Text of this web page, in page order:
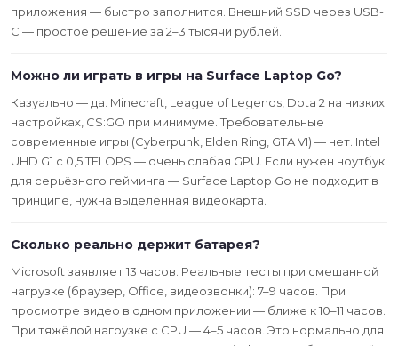
приложения — быстро заполнится. Внешний SSD через USB-
C — простое решение за 2–3 тысячи рублей.
Можно ли играть в игры на Surface Laptop Go?
Казуально — да. Minecraft, League of Legends, Dota 2 на низких
настройках, CS:GO при минимуме. Требовательные
современные игры (Cyberpunk, Elden Ring, GTA VI) — нет. Intel
UHD G1 с 0,5 TFLOPS — очень слабая GPU. Если нужен ноутбук
для серьёзного гейминга — Surface Laptop Go не подходит в
принципе, нужна выделенная видеокарта.
Сколько реально держит батарея?
Microsoft заявляет 13 часов. Реальные тесты при смешанной
нагрузке (браузер, Office, видеозвонки): 7–9 часов. При
просмотре видео в одном приложении — ближе к 10–11 часов.
При тяжёлой нагрузке с CPU — 4–5 часов. Это нормально для